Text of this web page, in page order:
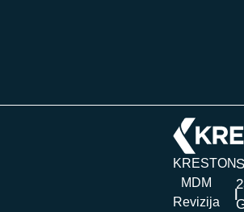
KRESTON
MDM
Revizija